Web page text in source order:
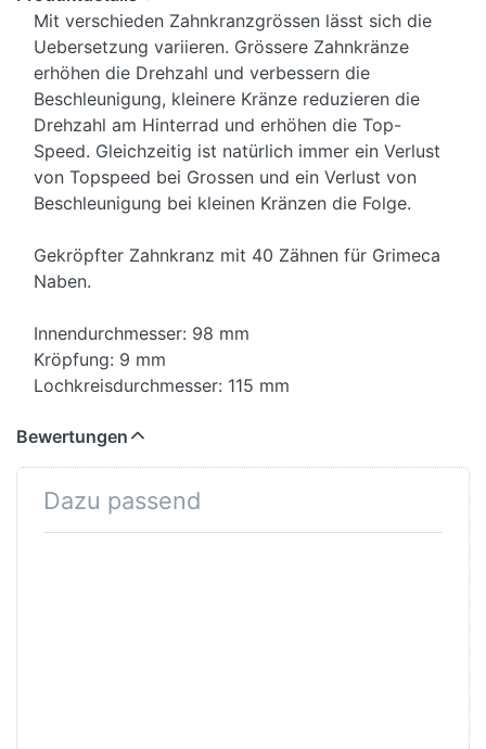
Mit verschieden Zahnkranzgrössen lässt sich die
Uebersetzung variieren. Grössere Zahnkränze
erhöhen die Drehzahl und verbessern die
Beschleunigung, kleinere Kränze reduzieren die
Drehzahl am Hinterrad und erhöhen die Top-
Speed. Gleichzeitig ist natürlich immer ein Verlust
von Topspeed bei Grossen und ein Verlust von
Beschleunigung bei kleinen Kränzen die Folge.
Gekröpfter Zahnkranz mit 40 Zähnen für Grimeca
Naben.
Innendurchmesser: 98 mm
Kröpfung: 9 mm
Lochkreisdurchmesser: 115 mm
Bewertungen
Dazu passend